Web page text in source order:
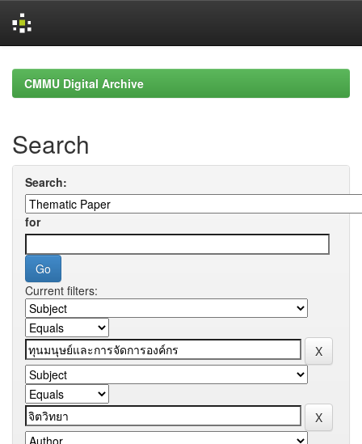
navigationCMMU Digital Archive
Search
Search:
for
Current filters: